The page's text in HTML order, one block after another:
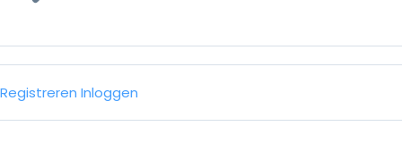
Registreren Inloggen